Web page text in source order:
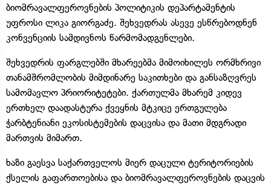
ბიომრავალფეროვნების პოლიტიკის დეპარტამენტის
უფროსი ლიკა გიორგაძე. შეხვედრას ასევე ესწრებოდნენ
კონვენციის სამდივნოს წარმომადგენლები.
შეხვედრის ფარგლებში მხარეებმა მიმოიხილეს ორმხრივი
თანამშრომლობის მიმდინარე საკითხები და განსაზღვრეს
სამომავლო პრიორიტეტები. ქართულმა მხარემ კიდევ
ერთხელ დაადასტურა ქვეყნის მტკიცე ერთგულება
ჭარბტენიანი ეკოსისტემების დაცვისა და მათი მდგრადი
მართვის მიმართ.
ხაზი გაესვა საქართველოს მიერ დაცული ტერიტორიების
ქსელის გაფართოებისა და ბიომრავალფეროვნების დაცვის